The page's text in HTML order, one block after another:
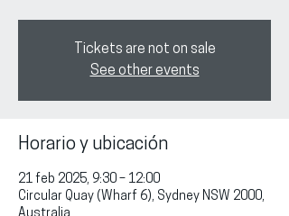
Tickets are not on sale
See other events
Horario y ubicación
21 feb 2025, 9:30 – 12:00
Circular Quay (Wharf 6), Sydney NSW 2000,